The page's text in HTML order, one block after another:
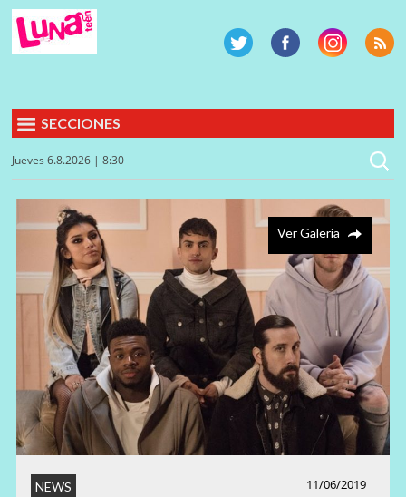
SECCIONES
Jueves 6.8.2026 | 8:30
Ver Galería
11/06/2019
NEWS